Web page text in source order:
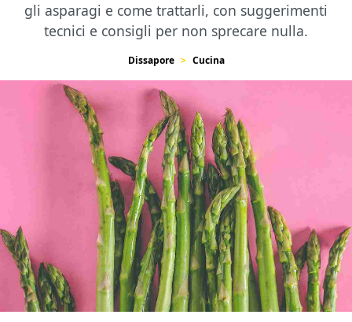
gli asparagi e come trattarli, con suggerimenti
tecnici e consigli per non sprecare nulla.
Dissapore Cucina